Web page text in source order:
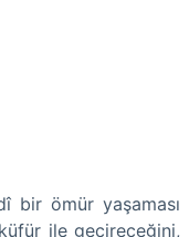
bir ömür yaşaması
ile geçireceğini,